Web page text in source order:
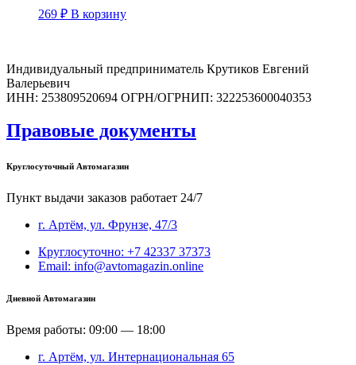
269 ₽ В корзину
Индивидуальный предприниматель Крутиков Евгений
Валерьевич
ИНН: 253809520694 ОГРН/ОГРНИП: 322253600040353
Правовые документы
Круглосуточный Автомагазин
Пункт выдачи заказов работает 24/7
г. Артём, ул. Фрунзе, 47/3
Круглосуточно: +7 42337 37373
Email: info@avtomagazin.online
Дневной Автомагазин
Время работы: 09:00 — 18:00
г. Артём, ул. Интернациональная 65